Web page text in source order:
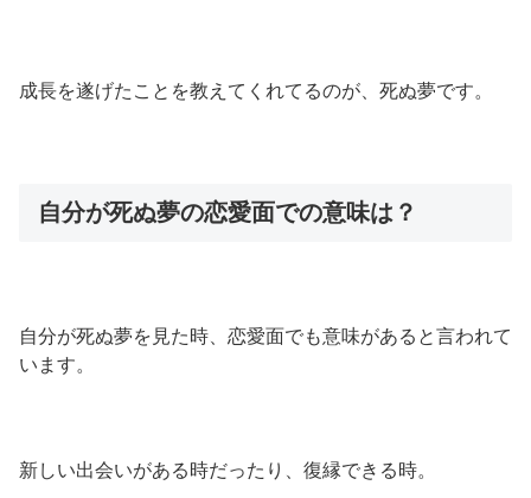
成長を遂げたことを教えてくれてるのが、死ぬ夢です。
自分が死ぬ夢の恋愛面での意味は？
自分が死ぬ夢を見た時、恋愛面でも意味があると言われて
います。
新しい出会いがある時だったり、復縁できる時。